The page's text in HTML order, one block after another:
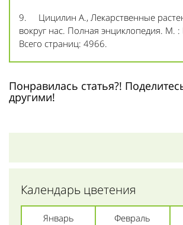
9. Цицилин А., Лекарственные
вокруг нас. Полная энциклопедия. М.
Всего страниц: 4966.
Понравилась статья?!
другими!
Календарь цветения
Январь Февраль